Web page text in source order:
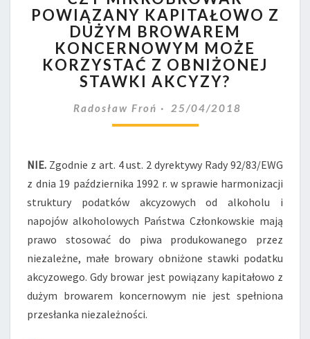
POWIĄZANY
KAPITAŁOWO
Z
DUŻYM
BROWAREM
KONCERNOWYM
MOŻE
KORZYSTAĆ
STAWKI
AKCYZY?
POWIĄZANY KAPITAŁOWO Z
DUŻYM BROWAREM
KONCERNOWYM MOŻE
KORZYSTAĆ Z OBNIŻONEJ
STAWKI AKCYZY?
Radosław Froń 25/04/2018
NIE. Zgodnie z art. 4 ust. 2 dyrektywy Rady 92/83/EWG
z dnia 19 października 1992 r. w sprawie harmonizacji
struktury podatków akcyzowych od alkoholu i
napojów alkoholowych Państwa Członkowskie mają
prawo stosować do piwa produkowanego przez
niezależne, małe browary obniżone stawki podatku
akcyzowego. Gdy browar jest powiązany kapitałowo z
dużym browarem koncernowym nie jest spełniona
przesłanka niezależności.